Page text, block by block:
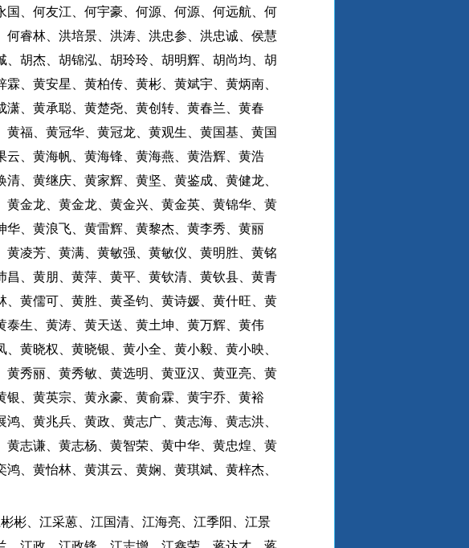
、何友江、何宇豪、何源、何源、何远航、何
睿林、洪培景、洪涛、洪忠参、洪忠诚、侯慧
胡杰、胡锦泓、胡玲玲、胡明辉、胡尚均、胡
、黄安星、黄柏传、黄彬、黄斌宇、黄炳南、
、黄承聪、黄楚尧、黄创转、黄春兰、黄春
福、黄冠华、黄冠龙、黄观生、黄国基、黄国
、黄海帆、黄海锋、黄海燕、黄浩辉、黄浩
、黄继庆、黄家辉、黄坚、黄鉴成、黄健龙、
金龙、黄金龙、黄金兴、黄金英、黄锦华、黄
、黄浪飞、黄雷辉、黄黎杰、黄李秀、黄丽
凌芳、黄满、黄敏强、黄敏仪、黄明胜、黄铭
、黄朋、黄萍、黄平、黄钦清、黄钦县、黄青
黄儒可、黄胜、黄圣钧、黄诗媛、黄什旺、黄
生、黄涛、黄天送、黄土坤、黄万辉、黄伟
黄晓权、黄晓银、黄小全、黄小毅、黄小映、
秀丽、黄秀敏、黄选明、黄亚汉、黄亚亮、黄
、黄英宗、黄永豪、黄俞霖、黄宇乔、黄裕
、黄兆兵、黄政、黄志广、黄志海、黄志洪、
志谦、黄志杨、黄智荣、黄中华、黄忠煌、黄
、黄怡林、黄淇云、黄娴、黄琪斌、黄梓杰、
彬、江采蒽、江国清、江海亮、江季阳、江景